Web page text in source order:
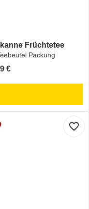
Früchtetee
Packung
€€
favorite_border